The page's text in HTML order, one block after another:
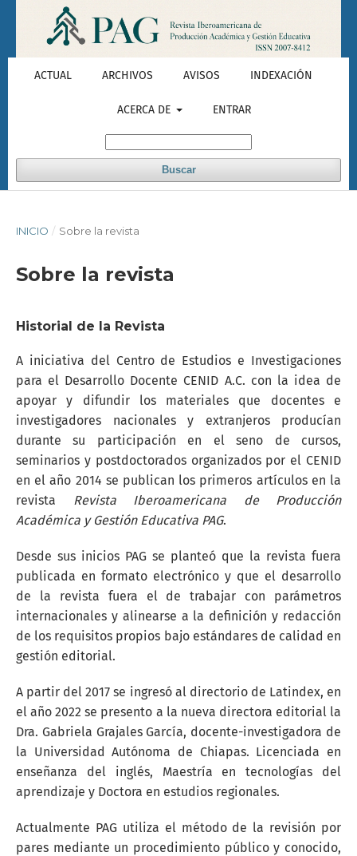
ACTUAL ARCHIVOS AVISOS INDEXACIÓN
ACERCA DE ENTRAR
Buscar
INICIO / Sobre la revista
Sobre la revista
Historial de la Revista
A iniciativa del Centro de Estudios e Investigaciones
para el Desarrollo Docente CENID A.C. con la idea de
apoyar y difundir los materiales que docentes e
investigadores nacionales y extranjeros producían
durante su participación en el seno de cursos,
seminarios y postdoctorados organizados por el CENID
en el año 2014 se publican los primeros artículos en la
revista Revista Iberoamericana de Producción
Académica y Gestión Educativa PAG.
Desde sus inicios PAG se planteó que la revista fuera
publicada en formato electrónico y que el desarrollo
de la revista fuera el de trabajar con parámetros
internacionales y alinearse a la definición y redacción
de los requisitos propios bajo estándares de calidad en
gestión editorial.
A partir del 2017 se ingresó al directorio de Latindex, en
el año 2022 se presento a la nueva directora editorial la
Dra. Gabriela Grajales García, docente-investigadora de
la Universidad Autónoma de Chiapas. Licenciada en
enseñanza del inglés, Maestría en tecnologías del
aprendizaje y Doctora en estudios regionales.
Actualmente PAG utiliza el método de la revisión por
pares mediante un procedimiento público y conocido,